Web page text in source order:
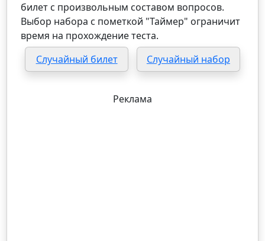
билет с произвольным составом вопросов.
Выбор набора с пометкой "Таймер" ограничит
время на прохождение теста.
Случайный билет
Случайный набор
Реклама